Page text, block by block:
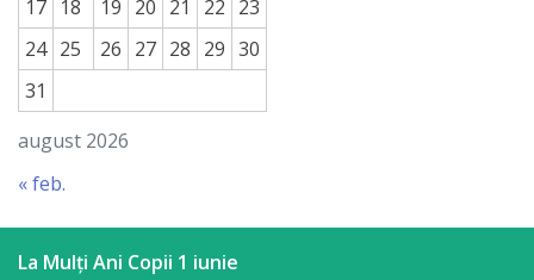
august 2026
17 18 19 20 21 22 23
24 25 26 27 28 29 30
31
« feb.
La Mulți Ani Copii 1 iunie